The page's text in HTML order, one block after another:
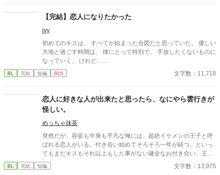
ずにいた自分を笑って許す悠也に、楓は戸惑いながらも、そばに
いたい、という気持ちを抑えられず一緒に過ごすようになる。も
う少し今だけ、この夏が終わったら今度こそ悠也のもとを去るの
だと言い聞かせながら。 しかしある夜、悠也が、「ずっと親友
だ」と自分に無邪気に伝えてくることに耐えきれなくなった楓
は…。 お互いを大切に思いながらも、「すき」の色が違うことと
の、片思いBL。 プラトニックラブ。 いいね、感想大変励みにな
3.5話を追記しています。 (この回は箸休めのようなものなので、
読まなくても次の章に差し支えはないです。) 番外編は、2人の高
校時代のお話。
【完結】恋人になりたかった
ivy
初めてのキスは、 すべてが始まった合図だと思っていた。 優しい
大地と過ごす時間は、 律にとって特別で、 手放したくないものに
なっていく。 けれど……
BL 完結 短編 R15 文字数：11,718
恋人に好きな人が出来たと思ったら、なにやら雲行きが
怪しい。
めっちゃ抹茶
突然だが、容姿も中身も平凡な俺には、超絶イケメンの王子と呼
ばれる恋人がいる。付き合い始めてそろそろ一年が経つ。といっ
てもまだキスもそれ以上もした事がない健全なお付き合い。王子
は優しいけど意地悪で、いつも俺の心臓を高鳴らせてくる——だ
けどそれだけだ。この前、喧嘩をした。それきり彼と話していな
BL 完結 短編 文字数：13,975